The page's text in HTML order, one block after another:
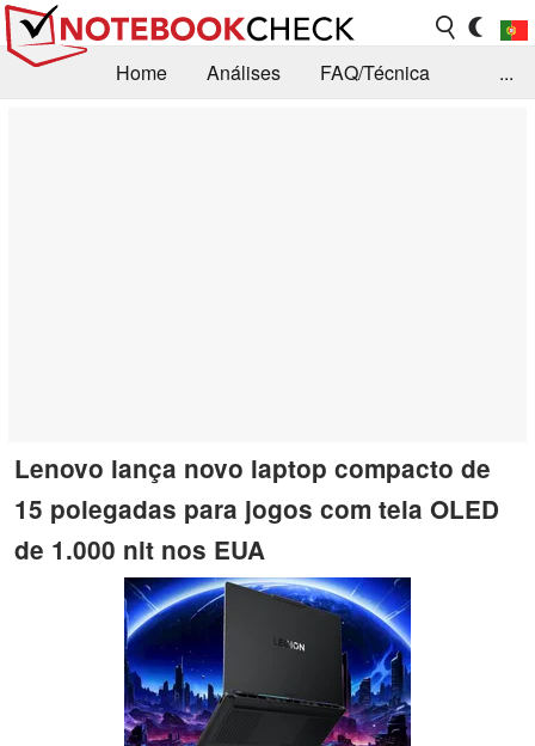
Home Análises
FAQ/Técnica
...
Lenovo lança novo laptop compacto de
15 polegadas para jogos com tela OLED
de 1.000 nit nos EUA